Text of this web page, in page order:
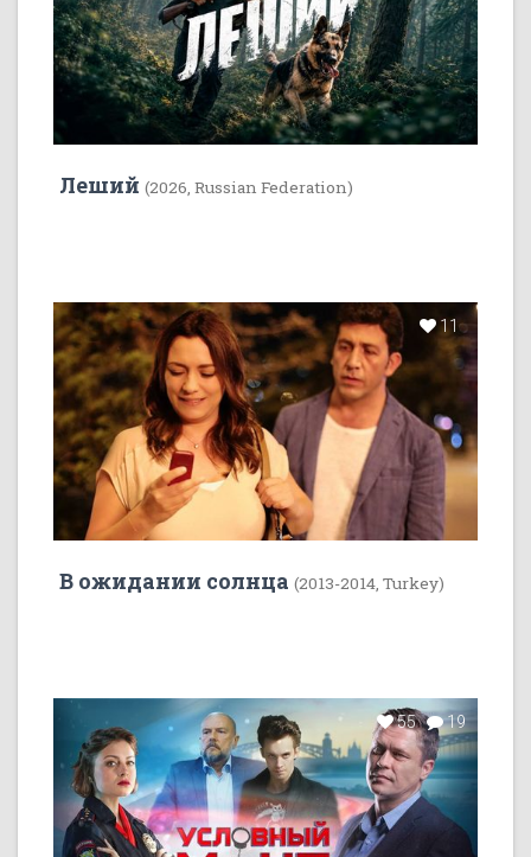
Леший (2026, Russian Federation)
11
В ожидании солнца (2013-2014, Turkey)
55 19